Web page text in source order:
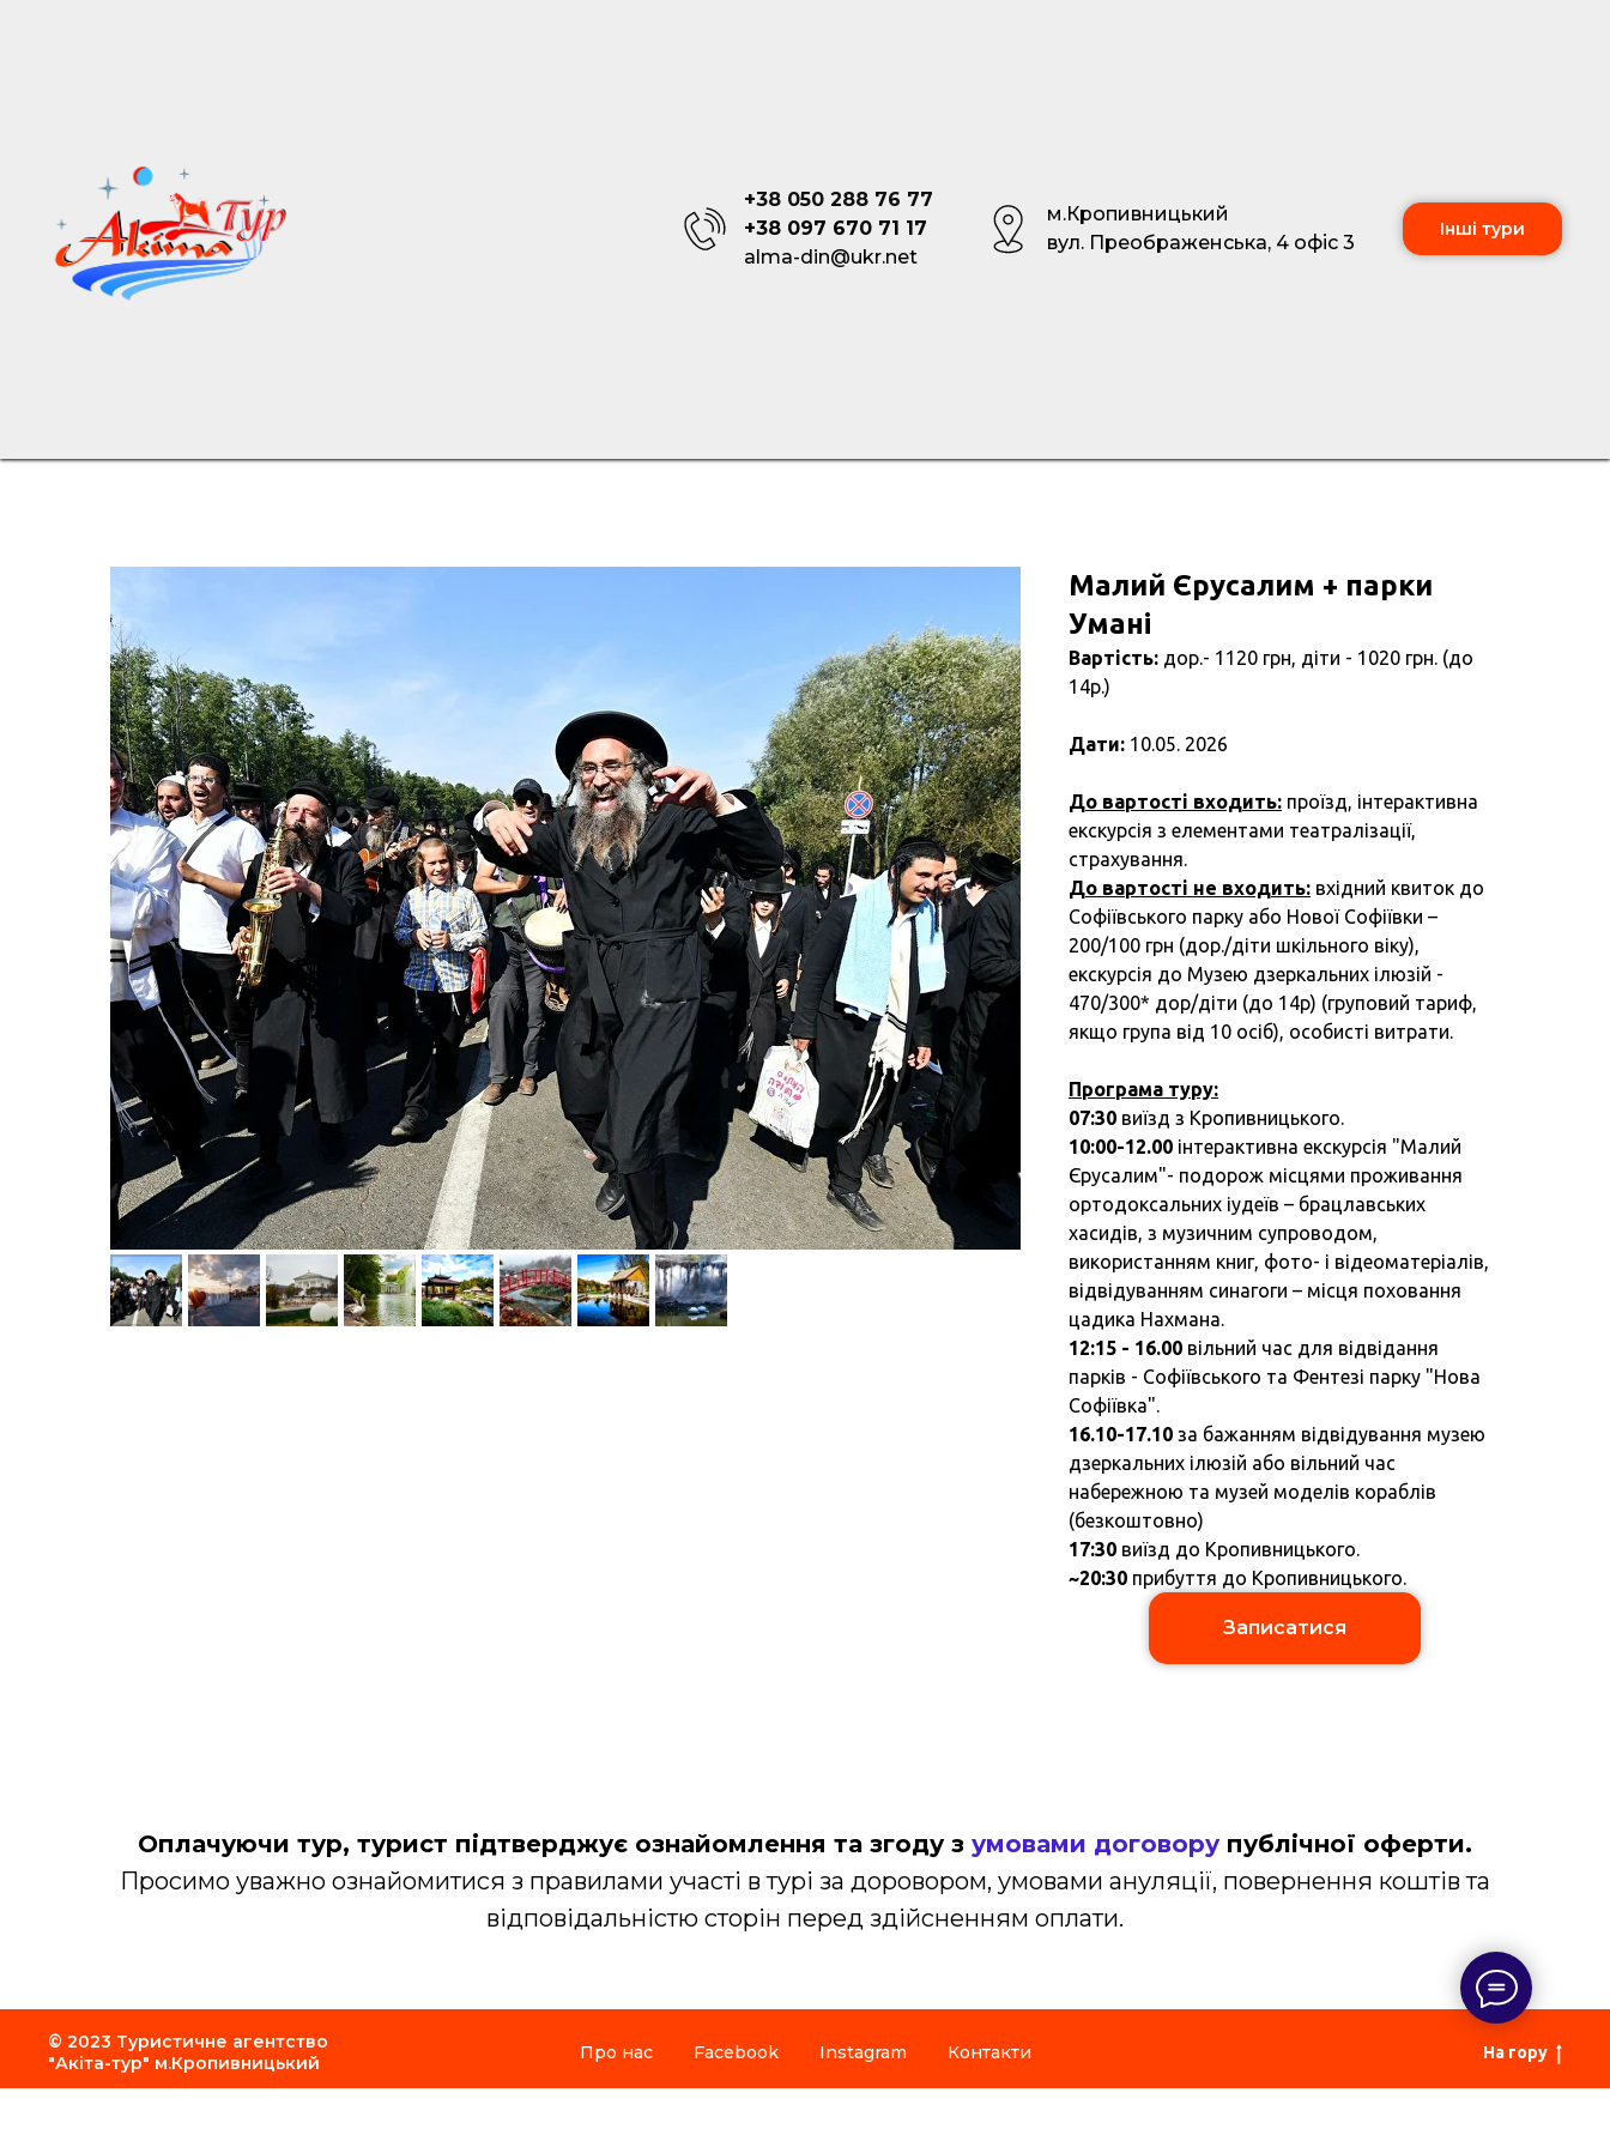
+38 050 288 76 77
+38 097 670 71 17
alma-din@ukr.net
м.Кропивницький
вул. Преображенська, 4 офіс 3
Інші тури
Малий Єрусалим + парки
Умані
Вартість: дор.- 1120 грн, діти - 1020 грн. (до
14р.)
Дати: 10.05. 2026
До вартості входить: проїзд, інтерактивна
екскурсія з елементами театралізації,
страхування.
До вартості не входить: вхідний квиток до
Софіївського парку або Нової Софіївки –
200/100 грн (дор./діти шкільного віку),
екскурсія до Музею дзеркальних ілюзій -
470/300* дор/діти (до 14р) (груповий тариф,
якщо група від 10 осіб), особисті витрати.
Програма туру:
07:30 виїзд з Кропивницького.
10:00-12.00 інтерактивна екскурсія "Малий
Єрусалим"- подорож місцями проживання
ортодоксальних іудеїв – брацлавських
хасидів, з музичним супроводом,
використанням книг, фото- і відеоматеріалів,
відвідуванням синагоги – місця поховання
цадика Нахмана.
12:15 - 16.00 вільний час для відвідання
парків - Софіївського та Фентезі парку "Нова
Софіївка".
16.10-17.10 за бажанням відвідування музею
дзеркальних ілюзій або вільний час
набережною та музей моделів кораблів
(безкоштовно)
17:30 виїзд до Кропивницького.
~20:30 прибуття до Кропивницького.
Записатися
Оплачуючи тур, турист підтверджує ознайомлення та згоду з умовами договору публічної оферти.
Просимо уважно ознайомитися з правилами участі в турі за доровором, умовами ануляції, повернення коштів та
відповідальністю сторін перед здійсненням оплати.
© 2023 Туристичне агентство
"Акіта-тур" м.Кропивницький
Про нас Facebook Instagram Контакти На гору